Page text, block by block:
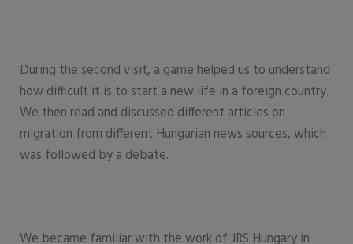
During the second visit, a game helped us to understand
how difficult it is to start a new life in a foreign country.
We then read and discussed different articles on
migration from different Hungarian news sources, which
was followed by a debate.
We became familiar with the work of JRS Hungary in